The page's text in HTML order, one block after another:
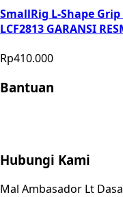
SmallRig L-Shape Grip
LCF2813 GARANSI
Rp410.000
Bantuan
Hubungi Kami
Mal Ambasador Lt